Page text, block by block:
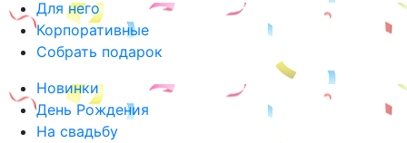
Для него
Корпоративные
Собрать подарок
Новинки
День Рождения
На свадьбу